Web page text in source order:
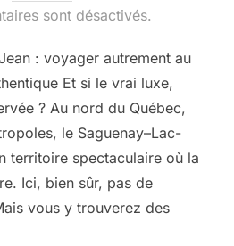
le
sont désactivés.
: voyager autrement au
Et si le vrai luxe,
? Au nord du Québec,
le Saguenay–Lac-
territoire spectaculaire où la
Ici, bien sûr, pas de
vous y trouverez des